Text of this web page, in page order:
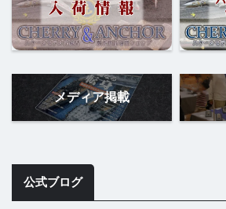
メディア掲載
公式ブログ